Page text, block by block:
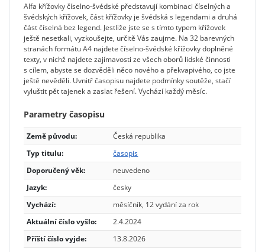
Alfa křížovky číselno-švédské představují kombinaci číselných a
švédských křížovek, část křížovky je švédská s legendami a druhá
část číselná bez legend. Jestliže jste se s tímto typem křížovek
ještě nesetkali, vyzkoušejte, určitě Vás zaujme. Na 32 barevných
stranách formátu A4 najdete číselno-švédské křížovky doplněné
texty, v nichž najdete zajímavosti ze všech oborů lidské činnosti
s cílem, abyste se dozvěděli něco nového a překvapivého, co jste
ještě nevěděli. Uvnitř časopisu najdete podmínky soutěže, stačí
vyluštit pět tajenek a zaslat řešení. Vychází každý měsíc.
Parametry časopisu
Země původu:
Česká republika
Typ titulu:
časopis
Doporučený věk:
neuvedeno
Jazyk:
česky
Vychází:
měsíčník, 12 vydání za rok
Aktuální číslo vyšlo:
2.4.2024
Příští číslo vyjde:
13.8.2026